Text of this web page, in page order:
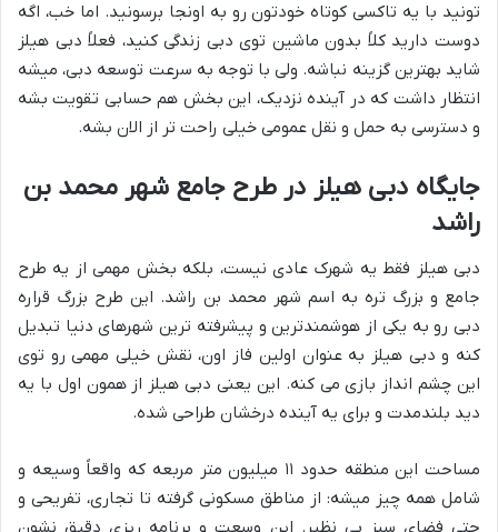
تونید با یه تاکسی کوتاه خودتون رو به اونجا برسونید. اما خب، اگه
دوست دارید کلاً بدون ماشین توی دبی زندگی کنید، فعلاً دبی هیلز
شاید بهترین گزینه نباشه. ولی با توجه به سرعت توسعه دبی، میشه
انتظار داشت که در آینده نزدیک، این بخش هم حسابی تقویت بشه
و دسترسی به حمل و نقل عمومی خیلی راحت تر از الان بشه.
جایگاه دبی هیلز در طرح جامع شهر محمد بن
راشد
دبی هیلز فقط یه شهرک عادی نیست، بلکه بخش مهمی از یه طرح
جامع و بزرگ تره به اسم شهر محمد بن راشد. این طرح بزرگ قراره
دبی رو به یکی از هوشمندترین و پیشرفته ترین شهرهای دنیا تبدیل
کنه و دبی هیلز به عنوان اولین فاز اون، نقش خیلی مهمی رو توی
این چشم انداز بازی می کنه. این یعنی دبی هیلز از همون اول با یه
دید بلندمدت و برای یه آینده درخشان طراحی شده.
مساحت این منطقه حدود ۱۱ میلیون متر مربعه که واقعاً وسیعه و
شامل همه چیز میشه: از مناطق مسکونی گرفته تا تجاری، تفریحی و
حتی فضای سبز بی نظیر. این وسعت و برنامه ریزی دقیق نشون